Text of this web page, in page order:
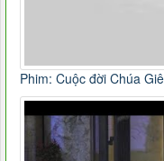
Phim: Cuộc đời Chúa